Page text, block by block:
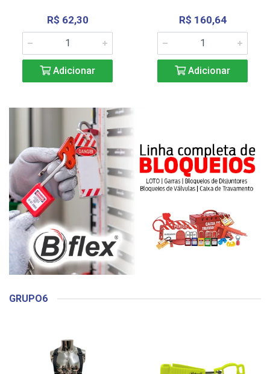
R$ 62,30
Adicionar
R$ 160,64
Adicionar
GRUPO6